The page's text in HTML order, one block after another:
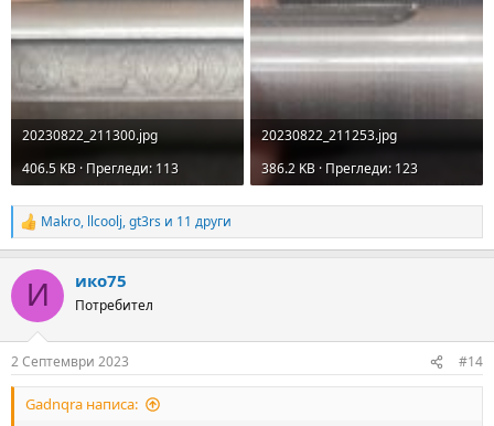
20230822_211300.jpg
406.5 KB · Прегледи: 113
20230822_211253.jpg
386.2 KB · Прегледи: 123
R
e
c
i
s
:
Makro, llcoolj,gt3rs и 11 други
И ико75
Потребител
2 Септември 2023 #14
Gadnqra написа: